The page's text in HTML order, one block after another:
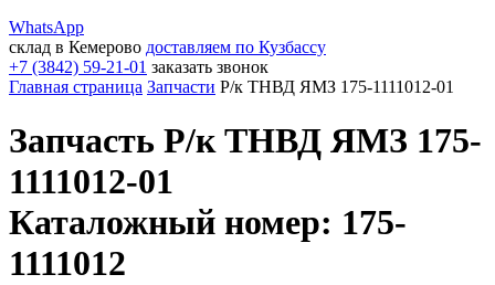
WhatsApp
склад в Кемерово доставляем по Кузбассу
+7 (3842) 59-21-01 заказать звонок
Главная страница Запчасти Р/к ТНВД ЯМЗ 175-1111012-01
Запчасть Р/к ТНВД ЯМЗ 175-
1111012-01
Каталожный номер: 175-
1111012